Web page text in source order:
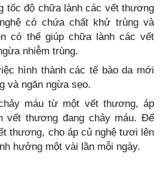
tốc độ chữa lành các vết thương
có chứa chất khử trùng và
có thể giúp chữa lành các vết
nhiễm trùng.
hình thành các tế bào da mới
và ngăn ngừa sẹo.
máu từ một vết thương, áp
vết thương đang chảy máu. Để
thương, cho áp củ nghệ tươi lên
hưởng một vài lần mỗi ngày.